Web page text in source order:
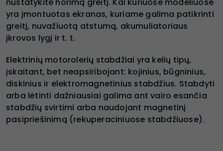
nustatykite norimą greitį. Kai kuriuose modeliuose
yra įmontuotas ekranas, kuriame galima patikrinti
greitį, nuvažiuotą atstumą, akumuliatoriaus
įkrovos lygį ir t. t.
Elektrinių motorolerių stabdžiai yra kelių tipų,
įskaitant, bet neapsiribojant: kojinius, būgninius,
diskinius ir elektromagnetinius stabdžius. Stabdyti
arba lėtinti dažniausiai galima ant vairo esančia
stabdžių svirtimi arba naudojant magnetinį
pasipriešinimą (rekuperaciniuose stabdžiuose).